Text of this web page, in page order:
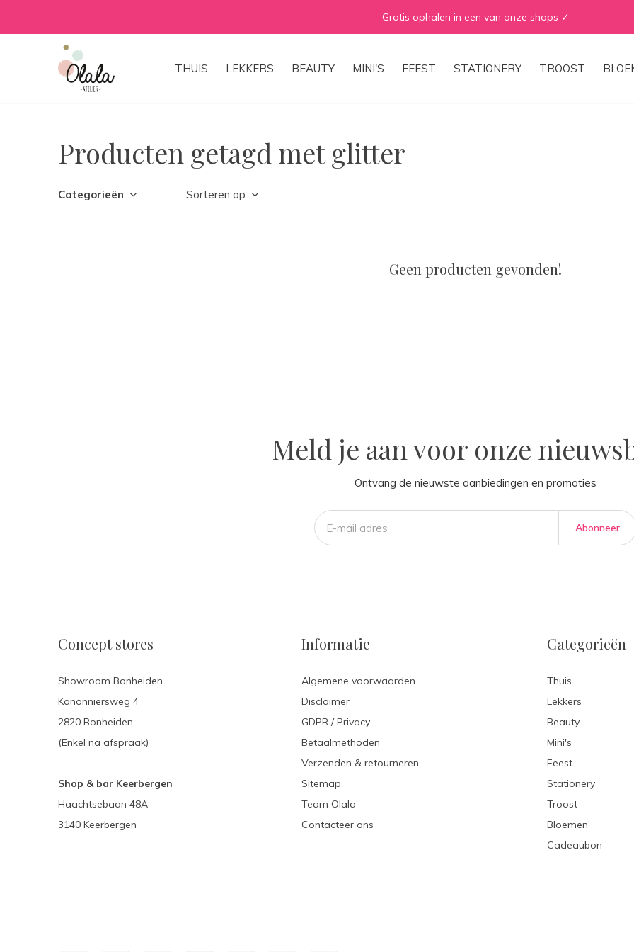
THUIS LEKKERS BEAUTY MINI'S FEEST STATIONERY TROOST
Gratis ophalen in een van onze shops ✓
Producten getagd met glitter
Categorieën Sorteren op
Geen producten gevonden!
Meld je aan voor onze
Ontvang de nieuwste aanbiedingen en promoties
Abonneer
Concept stores
Showroom Bonheiden
Kanonniersweg 4
2820 Bonheiden
(Enkel na afspraak)
Shop & bar Keerbergen
Haachtsebaan 48A
3140 Keerbergen
Informatie
Algemene voorwaarden
Disclaimer
GDPR / Privacy
Betaalmethoden
Verzenden & retourneren
Sitemap
Team Olala
Contacteer ons
Categorieën
Thuis
Lekkers
Beauty
Mini's
Feest
Stationery
Troost
Bloemen
Cadeaubon